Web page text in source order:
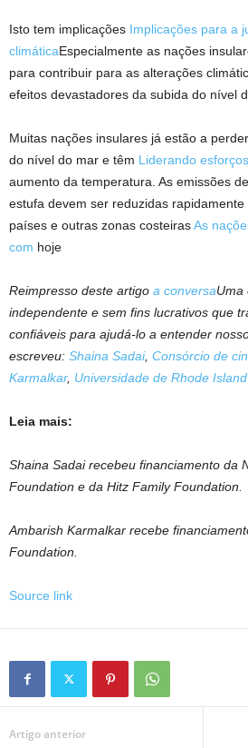
Isto tem implicações Implicações para a
climáticaEspecialmente as nações
para contribuir para as alterações
efeitos devastadores da subida do nível
Muitas nações insulares já estão a
do nível do mar e têm Liderando
aumento da temperatura. As emissões
estufa devem ser reduzidas
países e outras zonas costeirasAs
com hoje
Reimpresso deste artigo a conversaUma
independente e sem fins lucrativos que
confiáveis ​​para ajudá-lo a entender
escreveu: Shaina Sadai, Consórcio de
Karmalkar, Universidade de Rhode Island
Leia mais:
Shaina Sadai recebeu financiamento da
Foundation e da Hitz Family Foundation.
Ambarish Karmalkar recebe
Foundation.
Source link
Artigo anterior